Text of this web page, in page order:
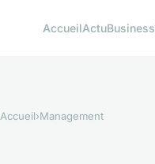
AccueilActuBusiness
Accueil›Management